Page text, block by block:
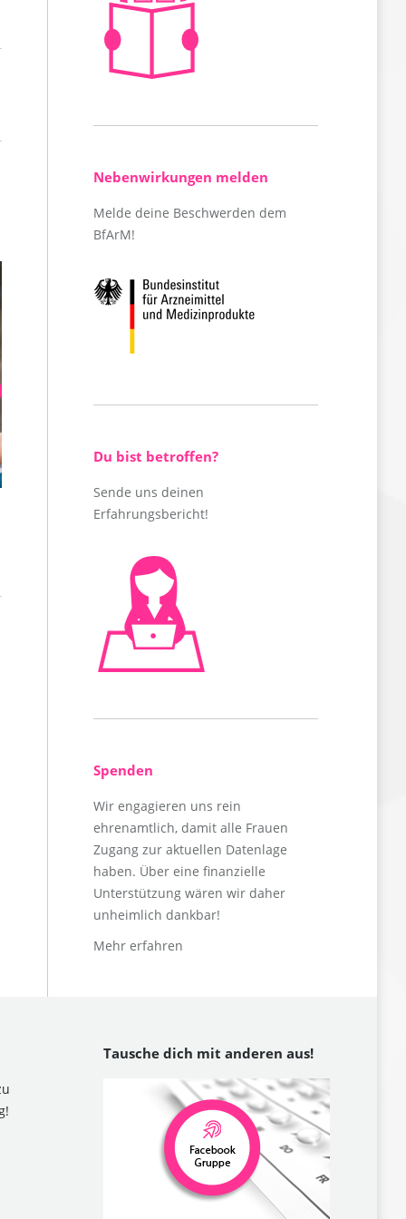
Svenja, 27
Nebenwirkungen melden
Melde deine Beschwerden dem
BfArM!
Du bist betroffen?
Sende uns deinen
Erfahrungsbericht!
Spenden
Wir engagieren uns rein
ehrenamtlich, damit alle Frauen
Zugang zur aktuellen Datenlage
haben. Über eine finanzielle
Unterstützung wären wir daher
unheimlich dankbar!
Mehr erfahren
Tausche dich mit anderen aus!